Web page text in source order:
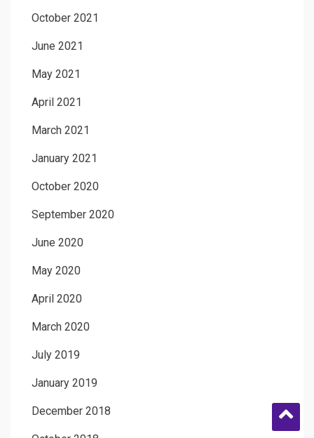
October 2021
June 2021
May 2021
April 2021
March 2021
January 2021
October 2020
September 2020
June 2020
May 2020
April 2020
March 2020
July 2019
January 2019
December 2018